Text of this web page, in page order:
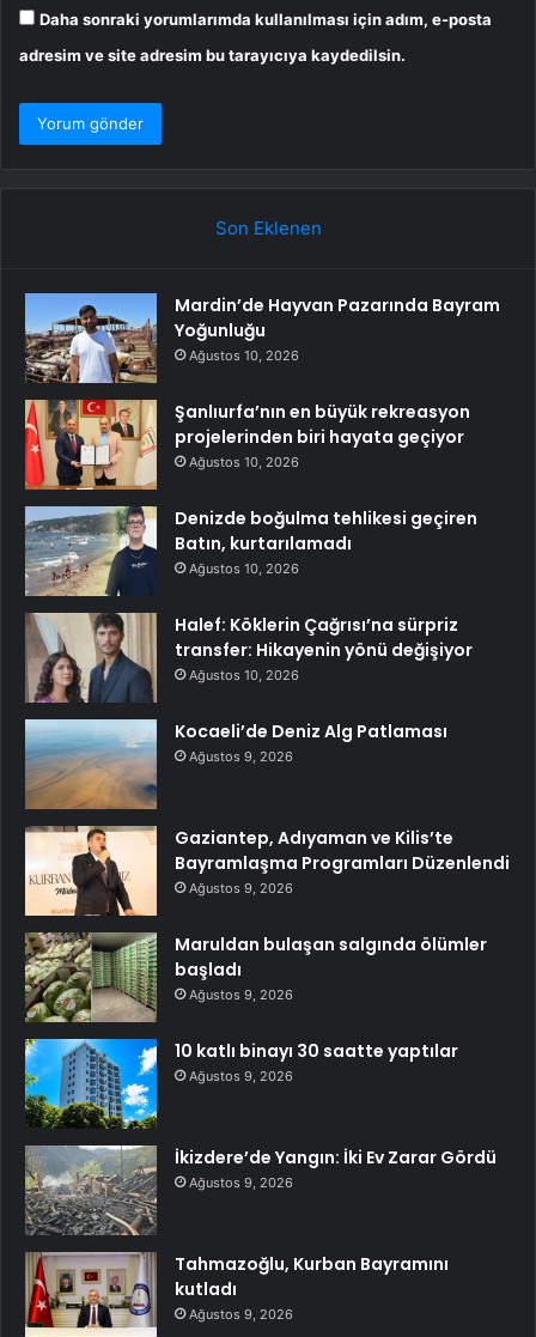
Daha sonraki yorumlarımda kullanılması için adım, e-posta
adresim ve site adresim bu tarayıcıya kaydedilsin.
Son Eklenen
Mardin’de Hayvan Pazarında Bayram
Yoğunluğu
Ağustos 10, 2026
Şanlıurfa’nın en büyük rekreasyon
projelerinden biri hayata geçiyor
Ağustos 10, 2026
Denizde boğulma tehlikesi geçiren
Batın, kurtarılamadı
Ağustos 10, 2026
Halef: Köklerin Çağrısı’na sürpriz
transfer: Hikayenin yönü değişiyor
Ağustos 10, 2026
Kocaeli’de Deniz Alg Patlaması
Ağustos 9, 2026
Gaziantep, Adıyaman ve Kilis’te
Bayramlaşma Programları Düzenlendi
Ağustos 9, 2026
Maruldan bulaşan salgında ölümler
başladı
Ağustos 9, 2026
10 katlı binayı 30 saatte yaptılar
Ağustos 9, 2026
İkizdere’de Yangın: İki Ev Zarar Gördü
Ağustos 9, 2026
Tahmazoğlu, Kurban Bayramını
kutladı
Ağustos 9, 2026